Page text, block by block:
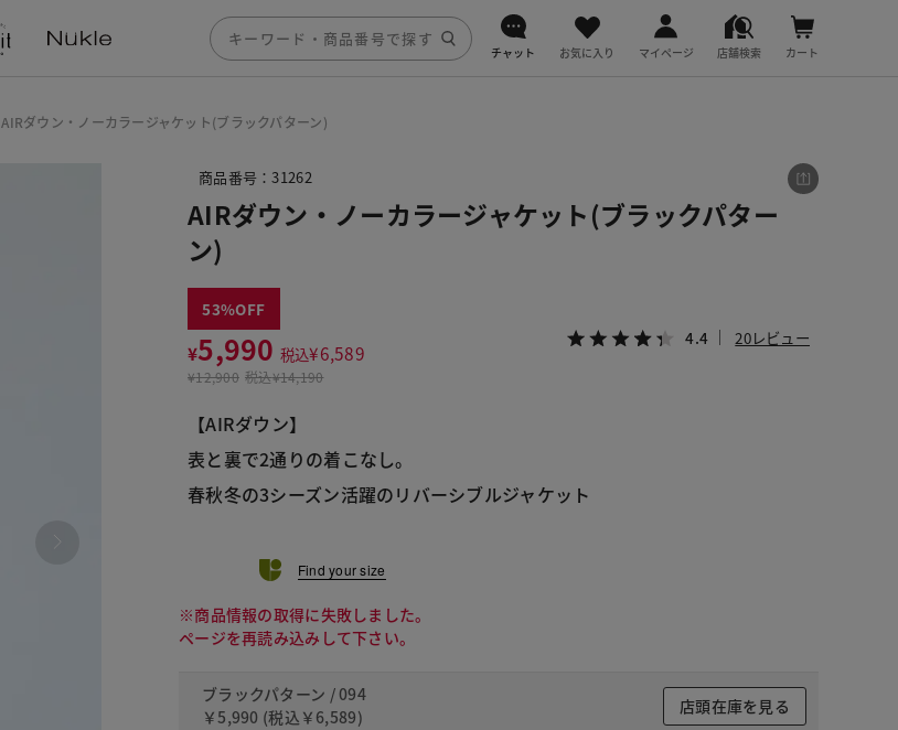
チャット お気に入り マイページ 店舗検索
fitfit
カート
AIRダウン・ノーカラージャケット(ブラックパターン)
商品番号：31262
AIRダウン・ノーカラージャケット(ブラックパター
ン)
53
¥5,990 税込¥6,589
¥12,900 税込¥14,190
4.4 20レビュー
【AIRダウン】
表と裏で2通りの着こなし。
Find your size
※商品情報の取得に失敗しました。
ページを再読み込みして下さい。
ブラックパターン / 094
￥5,990 (税込 ￥6,589)
店頭在庫を見る